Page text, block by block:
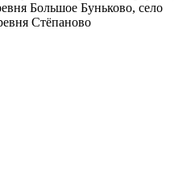
Большое Буньково, село
Стёпаново